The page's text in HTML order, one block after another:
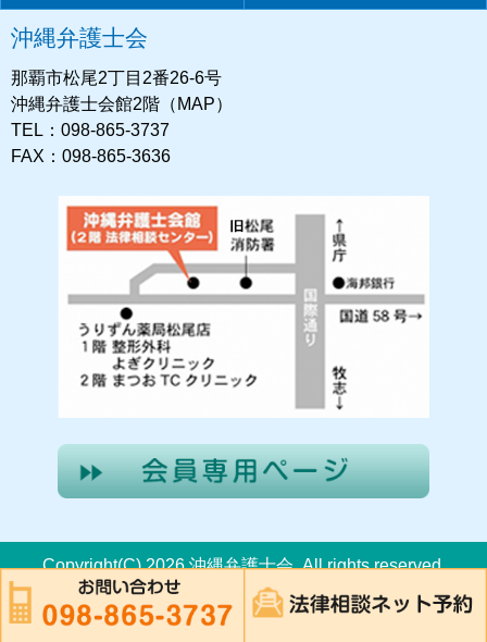
沖縄弁護士会
那覇市松尾2丁目2番26-6号
沖縄弁護士会館2階（MAP）
TEL：098-865-3737
FAX：098-865-3636
Copyright(C) 2026 沖縄弁護士会. All rights reserved.